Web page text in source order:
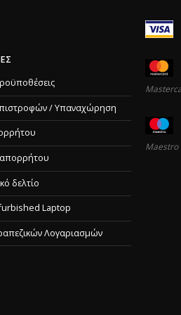
/ Υπαναχώρηση
απορρήτου
δελτίο
Laptop
Λογαριασμών
Maestro